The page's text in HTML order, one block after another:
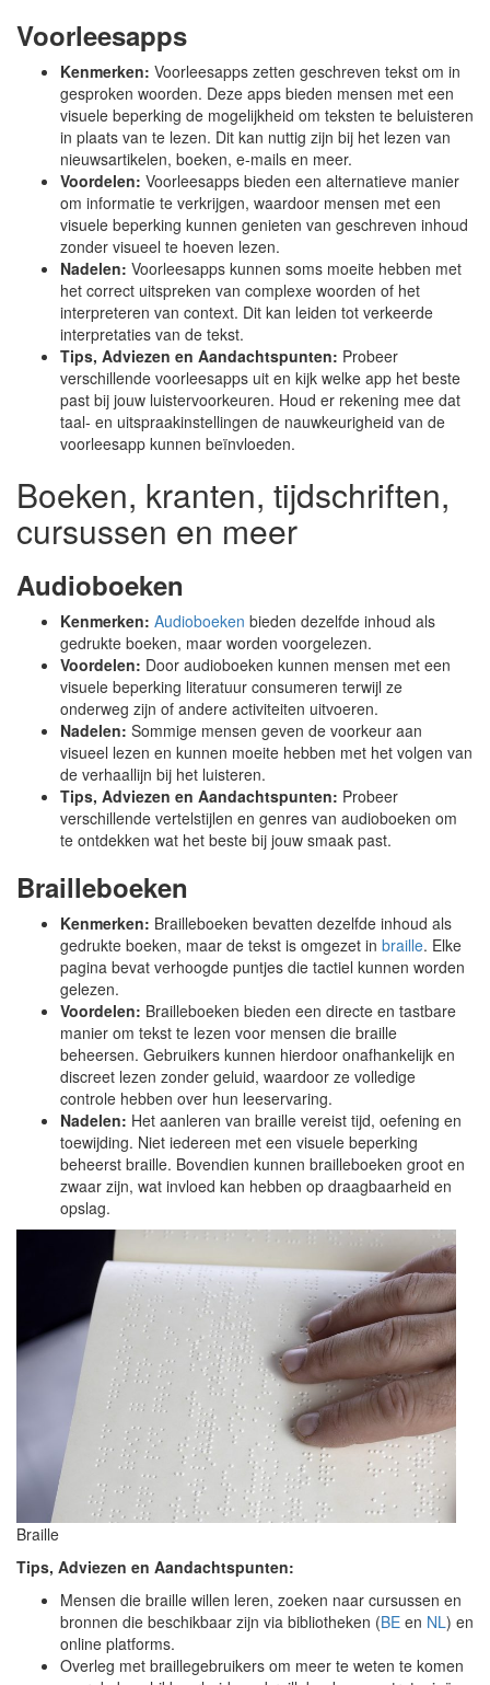
Voorleesapps
Kenmerken: Voorleesapps zetten geschreven tekst om in
gesproken woorden. Deze apps bieden mensen met een
visuele beperking de mogelijkheid om teksten te beluisteren
in plaats van te lezen. Dit kan nuttig zijn bij het lezen van
nieuwsartikelen, boeken, e-mails en meer.
Voordelen: Voorleesapps bieden een alternatieve manier
om informatie te verkrijgen, waardoor mensen met een
visuele beperking kunnen genieten van geschreven inhoud
zonder visueel te hoeven lezen.
Nadelen: Voorleesapps kunnen soms moeite hebben met
het correct uitspreken van complexe woorden of het
interpreteren van context. Dit kan leiden tot verkeerde
interpretaties van de tekst.
Tips, Adviezen en Aandachtspunten: Probeer
verschillende voorleesapps uit en kijk welke app het beste
past bij jouw luistervoorkeuren. Houd er rekening mee dat
taal- en uitspraakinstellingen de nauwkeurigheid van de
voorleesapp kunnen beïnvloeden.
Boeken, kranten, tijdschriften,
cursussen en meer
Audioboeken
Kenmerken: Audioboeken bieden dezelfde inhoud als
gedrukte boeken, maar worden voorgelezen.
Voordelen: Door audioboeken kunnen mensen met een
visuele beperking literatuur consumeren terwijl ze
onderweg zijn of andere activiteiten uitvoeren.
Nadelen: Sommige mensen geven de voorkeur aan
visueel lezen en kunnen moeite hebben met het volgen van
de verhaallijn bij het luisteren.
Tips, Adviezen en Aandachtspunten: Probeer
verschillende vertelstijlen en genres van audioboeken om
te ontdekken wat het beste bij jouw smaak past.
Brailleboeken
Kenmerken: Brailleboeken bevatten dezelfde inhoud als
gedrukte boeken, maar de tekst is omgezet in braille. Elke
pagina bevat verhoogde puntjes die tactiel kunnen worden
gelezen.
Voordelen: Brailleboeken bieden een directe en tastbare
manier om tekst te lezen voor mensen die braille
beheersen. Gebruikers kunnen hierdoor onafhankelijk en
discreet lezen zonder geluid, waardoor ze volledige
controle hebben over hun leeservaring.
Nadelen: Het aanleren van braille vereist tijd, oefening en
toewijding. Niet iedereen met een visuele beperking
beheerst braille. Bovendien kunnen brailleboeken groot en
zwaar zijn, wat invloed kan hebben op draagbaarheid en
opslag.
Braille
Tips, Adviezen en Aandachtspunten:
Mensen die braille willen leren, zoeken naar cursussen en
bronnen die beschikbaar zijn via bibliotheken (BE en NL) en
online platforms.
Overleg met braillegebruikers om meer te weten te komen